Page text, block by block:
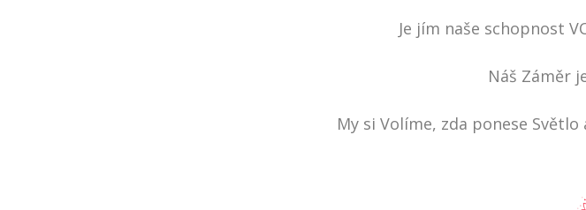
Je jím naše schopnost
Náš Záměr
My si Volíme, zda ponese